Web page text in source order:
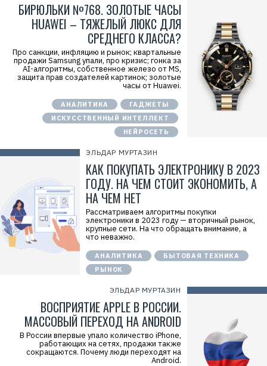
БИРЮЛЬКИ №768. ЗОЛОТЫЕ ЧАСЫ
HUAWEI – ТЯЖЕЛЫЙ ЛЮКС ДЛЯ
СРЕДНЕГО КЛАССА?
Про санкции, инфляцию и рынок; квартальные
продажи Samsung упали, про кризис; гонка за
AI-алгоритмы, собственное железо от MS,
защита прав создателей картинок; золотые
часы от Huawei.
АНАЛИТИКА
ГАДЖЕТЫ
ИСКУССТВЕННЫЙ ИНТЕЛЛЕКТ
НЕЙРОСЕТЬ
ЭЛЬДАР МУРТАЗИН
КАК ПОКУПАТЬ ЭЛЕКТРОНИКУ В 2023
ГОДУ. НА ЧЕМ СТОИТ ЭКОНОМИТЬ, А
НА ЧЕМ НЕТ
Рассматриваем алгоритмы покупки
электроники в 2023 году — вторичный рынок,
крупные сети. На что обращать внимание, а
что неважно.
АНАЛИТИКА
БЫТОВАЯ ТЕХНИКА
РЫНОК
ЭЛЬДАР МУРТАЗИН
ВОСПРИЯТИЕ APPLE В РОССИИ.
МАССОВЫЙ ПЕРЕХОД НА ANDROID
В России впервые упало количество iPhone,
работающих на сетях, продажи также
сокращаются. Почему люди переходят на
Android.